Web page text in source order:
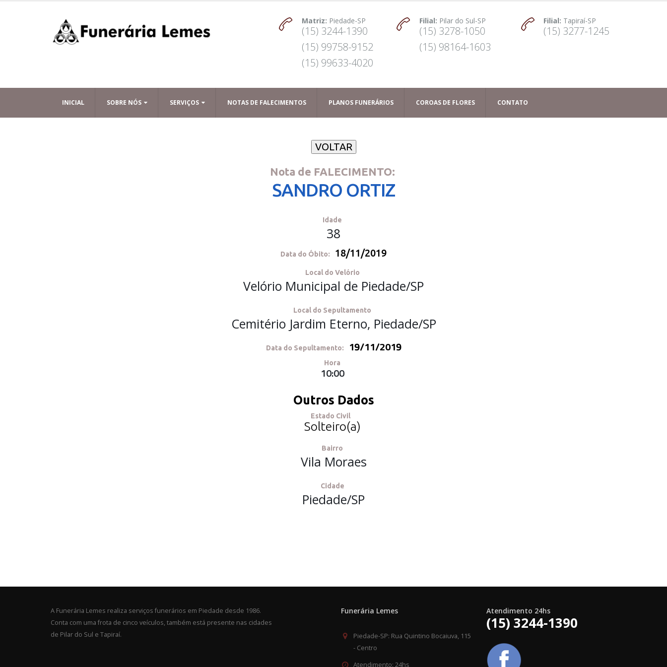
Matriz: Piedade-SP
(15) 3244-1390
(15) 99758-9152
(15) 99633-4020
Filial: Pilar do Sul-SP
(15) 3278-1050
(15) 98164-1603
Filial: Tapiraí-SP
(15) 3277-1245
INICIAL SOBRE NÓS SERVIÇOS NOTAS DE FALECIMENTOS PLANOS FUNERÁRIOS COROAS DE FLORES CONTATO
Nota de FALECIMENTO:
SANDRO ORTIZ
Idade
38
Data do Óbito: 18/11/2019
Local do Velório
Velório Municipal de Piedade/SP
Local do Sepultamento
Cemitério Jardim Eterno, Piedade/SP
Data do Sepultamento: 19/11/2019
Hora
10:00
Outros Dados
Estado Civil
Solteiro(a)
Bairro
Vila Moraes
Cidade
Piedade/SP
A Funerária Lemes realiza serviços funerários em Piedade desde 1986.
Conta com uma frota de cinco veículos, também está presente nas cidades
de Pilar do Sul e Tapiraí.
Funerária Lemes
Piedade-SP: Rua Quintino Bocaiuva, 115
- Centro
Atendimento: 24hs
Atendimento 24hs
(15) 3244-1390